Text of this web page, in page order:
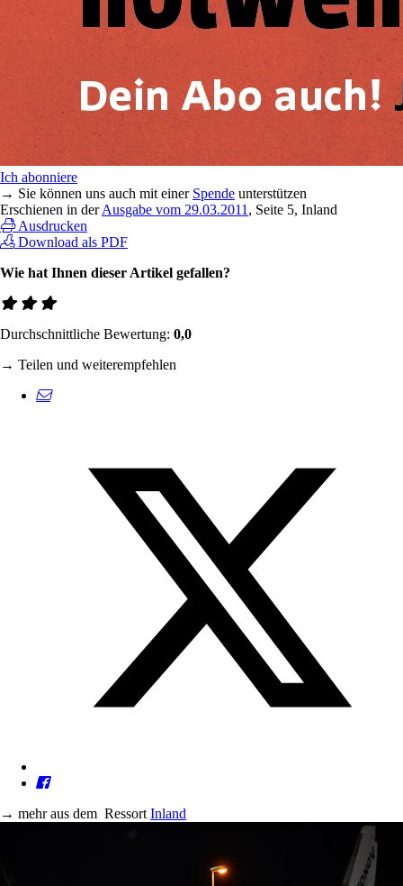
Ich abonniere
→ Sie können uns auch mit einer Spende unterstützen
Erschienen in derAusgabe vom 29.03.2011 , Seite 5, Inland
Ausdrucken
Download als PDF
Wie hat Ihnen dieser Artikel gefallen?
Durchschnittliche Bewertung: 0,0
→ Teilen und weiterempfehlen
→ mehr aus dem Ressort Inland